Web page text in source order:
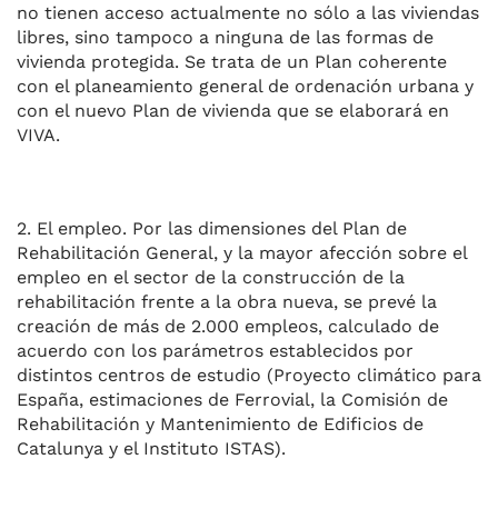
no tienen acceso actualmente no sólo a las viviendas
libres, sino tampoco a ninguna de las formas de
vivienda protegida. Se trata de un Plan coherente
con el planeamiento general de ordenación urbana y
con el nuevo Plan de vivienda que se elaborará en
VIVA.
2. El empleo. Por las dimensiones del Plan de
Rehabilitación General, y la mayor afección sobre el
empleo en el sector de la construcción de la
rehabilitación frente a la obra nueva, se prevé la
creación de más de 2.000 empleos, calculado de
acuerdo con los parámetros establecidos por
distintos centros de estudio (Proyecto climático para
España, estimaciones de Ferrovial, la Comisión de
Rehabilitación y Mantenimiento de Edificios de
Catalunya y el Instituto ISTAS).